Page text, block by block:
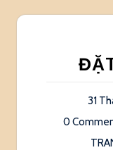
31
0